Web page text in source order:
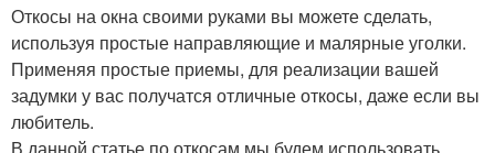
Откосы на окна своими руками вы можете сделать,
используя простые направляющие и малярные уголки.
Применяя простые приемы, для реализации вашей
задумки у вас получатся отличные откосы, даже если вы
любитель.